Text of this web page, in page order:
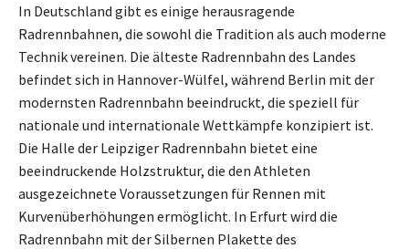
In Deutschland gibt es einige herausragende
Radrennbahnen, die sowohl die Tradition als auch moderne
Technik vereinen. Die älteste Radrennbahn des Landes
befindet sich in Hannover-Wülfel, während Berlin mit der
modernsten Radrennbahn beeindruckt, die speziell für
nationale und internationale Wettkämpfe konzipiert ist.
Die Halle der Leipziger Radrennbahn bietet eine
beeindruckende Holzstruktur, die den Athleten
ausgezeichnete Voraussetzungen für Rennen mit
Kurvenüberhöhungen ermöglicht. In Erfurt wird die
Radrennbahn mit der Silbernen Plakette des